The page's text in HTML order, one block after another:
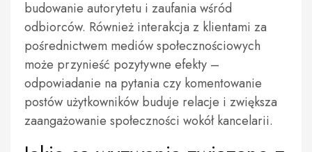
budowanie autorytetu i zaufania wśród
odbiorców. Również interakcja z klientami za
pośrednictwem mediów społecznościowych
może przynieść pozytywne efekty –
odpowiadanie na pytania czy komentowanie
postów użytkowników buduje relacje i zwiększa
zaangażowanie społeczności wokół kancelarii.